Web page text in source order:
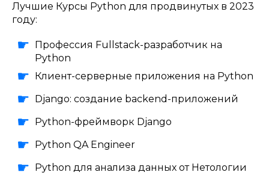
Лучшие Курсы Python для продвинутых в 2023
году:
Профессия Fullstack-разработчик на
Python
Клиент-серверные приложения на Python
Django: создание backend-приложений
Python-фреймворк Django
Python QA Engineer
Python для анализа данных от Нетологии